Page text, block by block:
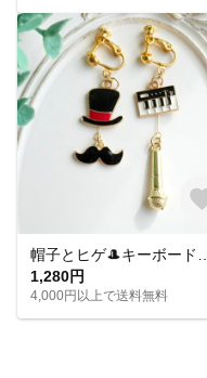
1,280円
4,000円以上で送料無料